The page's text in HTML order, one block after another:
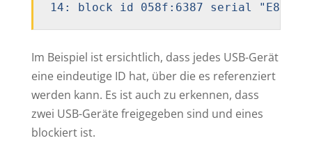
14: block id 058f:6387 serial
Im Beispiel ist ersichtlich, dass jedes USB-Gerät
eine eindeutige ID hat, über die es referenziert
werden kann. Es ist auch zu erkennen, dass
zwei USB-Geräte freigegeben sind und eines
blockiert ist.